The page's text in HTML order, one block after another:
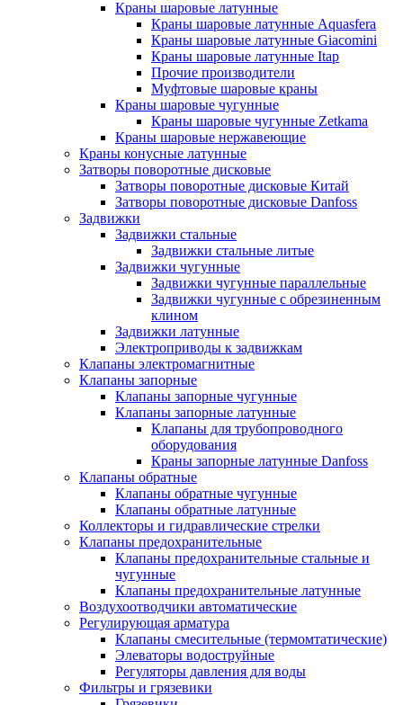
Краны шаровые латунные
Краны шаровые латунные Aquasfera
Краны шаровые латунные Giacomini
Краны шаровые латунные Itap
Прочие производители
Муфтовые шаровые краны
Краны шаровые чугунные
Краны шаровые чугунные Zetkama
Краны шаровые нержавеющие
Краны конусные латунные
Затворы поворотные дисковые
Затворы поворотные дисковые Китай
Затворы поворотные дисковые Danfoss
Задвижки
Задвижки стальные
Задвижки стальные литые
Задвижки чугунные
Задвижки чугунные параллельные
Задвижки чугунные с обрезиненным
клином
Задвижки латунные
Электроприводы к задвижкам
Клапаны электромагнитные
Клапаны запорные
Клапаны запорные чугунные
Клапаны запорные латунные
Клапаны для трубопроводного
оборудования
Краны запорные латунные Danfoss
Клапаны обратные
Клапаны обратные чугунные
Клапаны обратные латунные
Коллекторы и гидравлические стрелки
Клапаны предохранительные
Клапаны предохранительные стальные и
чугунные
Клапаны предохранительные латунные
Воздухоотводчики автоматические
Регулирующая арматура
Клапаны смесительные (термомтатические)
Элеваторы водоструйные
Регуляторы давления для воды
Фильтры и грязевики